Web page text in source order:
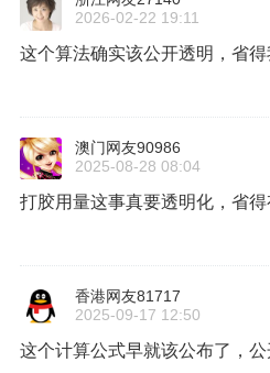
2026-02-22 19:11
这个算法确实该公开透明，省得
澳门网友90986
2025-08-28 08:04
打胶用量这事真要透明化，省得
香港网友81717
2025-09-17 12:50
这个计算公式早就该公布了，公